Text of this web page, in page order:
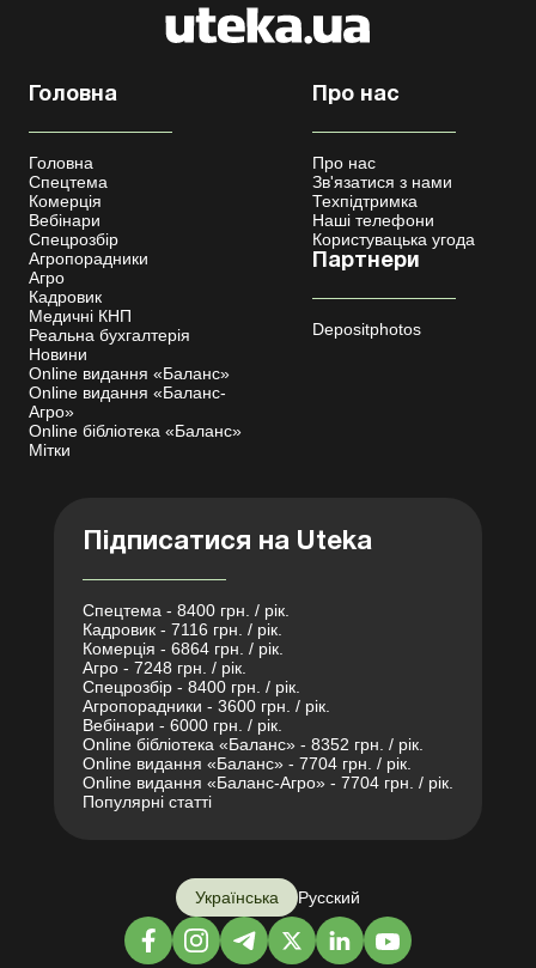
Головна
Головна
Спецтема
Комерція
Вебінари
Спецрозбір
Агропорадники
Агро
Кадровик
Медичні КНП
Реальна бухгалтерія
Новини
Online видання «Баланс»
Online видання «Баланс-
Агро»
Online бібліотека «Баланс»
Мітки
Про нас
Про нас
Зв'язатися з нами
Техпідтримка
Наші телефони
Користувацька угода
Партнери
Depositphotos
Підписатися на Uteka
Спецтема - 8400 грн. / рік.
Кадровик - 7116 грн. / рік.
Комерція - 6864 грн. / рік.
Агро - 7248 грн. / рік.
Спецрозбір - 8400 грн. / рік.
Агропорадники - 3600 грн. / рік.
Вебінари - 6000 грн. / рік.
Online бібліотека «Баланс» - 8352 грн. / рік.
Online видання «Баланс» - 7704 грн. / рік.
Online видання «Баланс-Агро» - 7704 грн. / рік.
Популярні статті
Українська Русский